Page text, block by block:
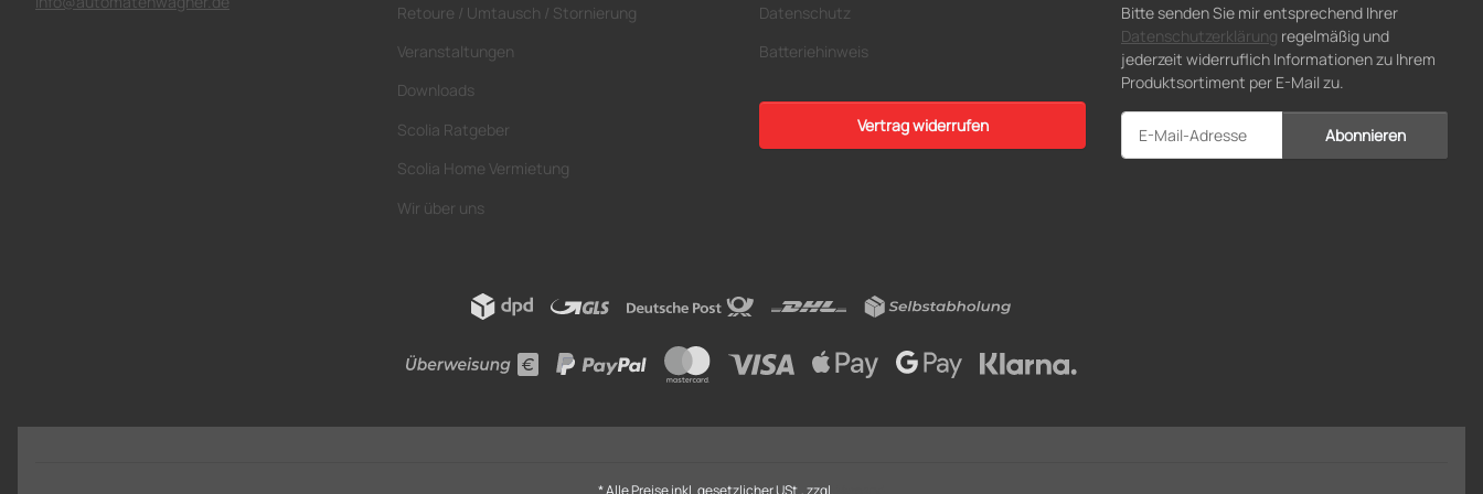
Retoure / Umtausch / Stornierung
Veranstaltungen
Downloads
Scolia Ratgeber
Scolia Home Vermietung
Wir über uns
Datenschutz
Batteriehinweis
Vertrag widerrufen
Bitte senden Sie mir entsprechend Ihrer
Datenschutzerklärung regelmäßig und
jederzeit widerruflich Informationen zu Ihrem
Produktsortiment per E-Mail zu.
Abonnieren
* Alle Preise inkl. gesetzlicher USt., zzgl.